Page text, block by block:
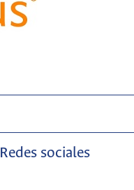
Redes sociales